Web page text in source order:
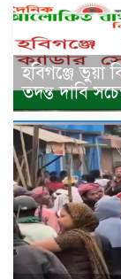
হবিগঞ্জে ভুয়া
তদন্ত দাবি